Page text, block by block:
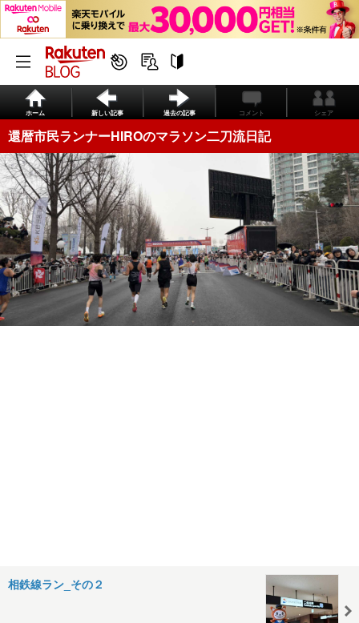
ホーム 新しい記事 過去の記事 コメント シェア
還暦市民ランナーHIROのマラソン二刀流日記
相鉄線ラン_その２